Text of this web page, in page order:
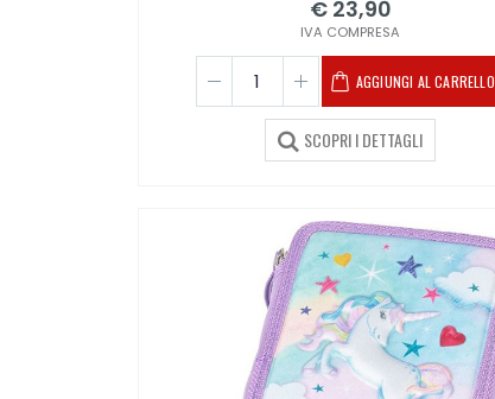
€ 23,90
IVA COMPRESA
AGGIUNGI AL CARRELLO
SCOPRI I DETTAGLI